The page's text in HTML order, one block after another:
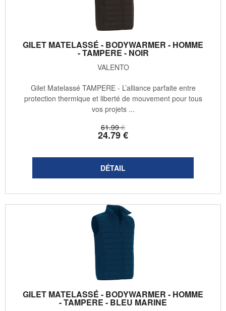
GILET MATELASSÉ - BODYWARMER - HOMME
- TAMPERE - NOIR
VALENTO
61.99 €
24.79€
Gilet Matelassé TAMPERE - L’alliance parfaite entre
protection thermique et liberté de mouvement pour tous
vos projets ...
GILET MATELASSÉ - BODYWARMER - HOMME
- TAMPERE - BLEU MARINE